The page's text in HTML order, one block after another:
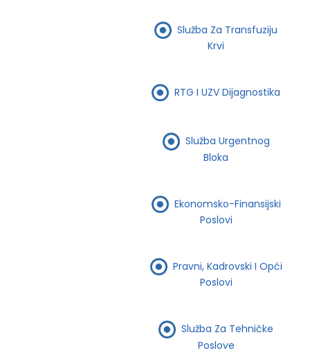
Služba Za Transfuziju
Krvi
RTG I UZV Dijagnostika
Služba Urgentnog
Bloka
Ekonomsko-Finansijski
Poslovi
Pravni, Kadrovski I Opći
Poslovi
Služba Za Tehničke
Poslove